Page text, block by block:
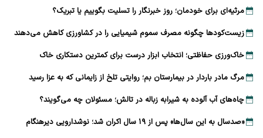
مرثیه‌ای برای خودمان؛ روز خبرنگار را تسلیت بگوییم یا تبریک؟
زیست‌کودها چگونه مصرف سموم شیمیایی را در کشاورزی کاهش می‌دهند
خاک‌ورزی حفاظتی؛ انتخاب ابزار درست برای کمترین دستکاری خاک
مرگ مادر باردار در بیمارستان بم؛ روایتی تلخ از زایمانی که به عزا رسید
چاه‌های آب آلوده به شیرابه زباله در تالش؛ مسئولان چه می‌گویند؟
«صدسال به این سال‌ها» پس از ۱۹ سال اکران شد؛ نوشدارویی دیرهنگام